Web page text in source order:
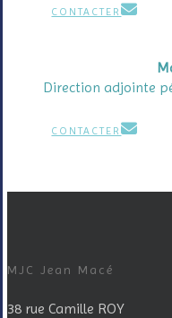
CONTACTER
Direction adjointe
CONTACTER
MJC Jean Macé
38 rue Camille ROY